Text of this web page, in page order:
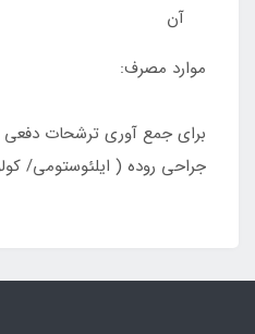
آن
موارد مصرف:
برای جمع آوری ترشحات
جراحی روده ( ایلئوستومی/